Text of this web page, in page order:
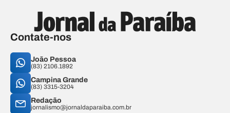
Contate-nos
João Pessoa
(83) 2106.1892
Campina Grande
(83) 3315-3204
Redação
jornalismo@jornaldaparaiba.com.br